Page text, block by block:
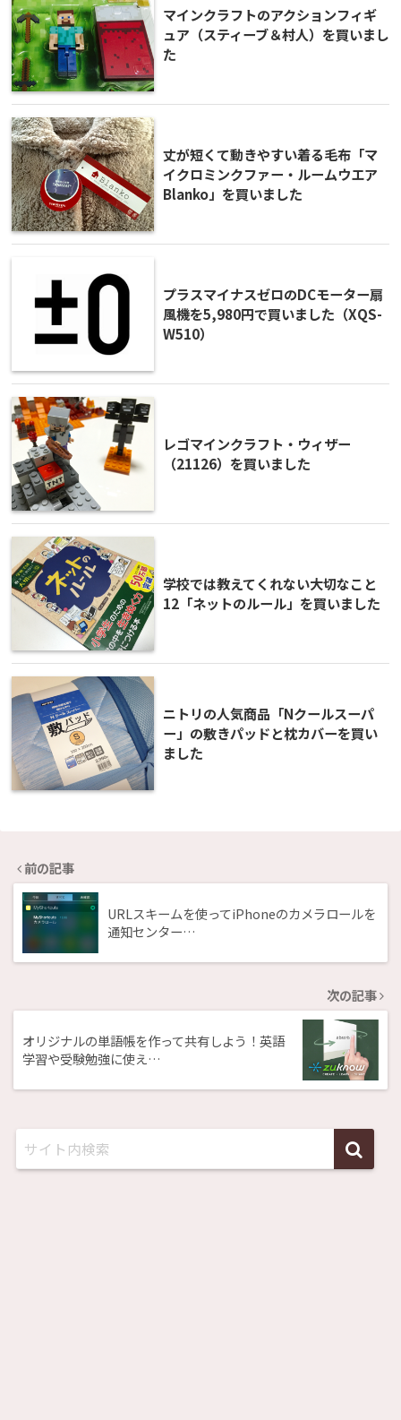
マインクラフトのアクションフィギ
ュア（スティーブ＆村人）を買いまし
た
丈が短くて動きやすい着る毛布「マ
イクロミンクファー・ルームウエア
Blanko」を買いました
プラスマイナスゼロのDCモーター扇
風機を5,980円で買いました（XQS-
W510）
レゴマインクラフト・ウィザー
（21126）を買いました
学校では教えてくれない大切なこと
12「ネットのルール」を買いました
ニトリの人気商品「Nクールスーパ
ー」の敷きパッドと枕カバーを買い
ました
前の記事
URLスキームを使ってiPhoneのカメラロールを
通知センター…
次の記事
オリジナルの単語帳を作って共有しよう！英語
学習や受験勉強に使え…